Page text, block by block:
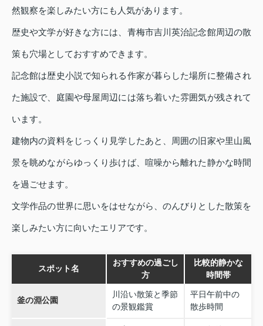
然観察を楽しみたい方にも人気があります。
歴史や文学が好きな方には、青梅市吉川英治記念館周辺の散
策も穴場としておすすめできます。
記念館は歴史小説で知られる作家が暮らした場所に整備され
た施設で、庭園や母屋周辺には落ち着いた雰囲気が残されて
います。
建物内の資料をじっくり見学したあと、周囲の旧家や里山風
景を眺めながらゆっくり歩けば、喧噪から離れた静かな時間
を過ごせます。
文学作品の世界に思いをはせながら、のんびりとした散策を
楽しみたい方に向いたエリアです。
スポット名
おすすめの過ごし
方
比較的静かな
時間帯
釜の淵公園
川沿い散策と季節
の景観鑑賞
平日午前中の
散歩時間